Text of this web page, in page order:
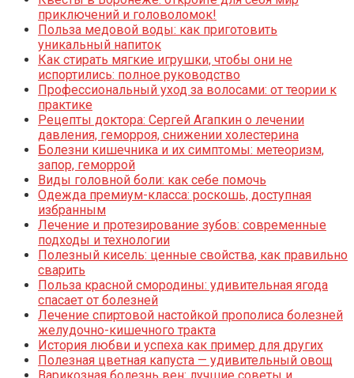
приключений и головоломок!
Польза медовой воды: как приготовить
уникальный напиток
Как стирать мягкие игрушки, чтобы они не
испортились: полное руководство
Профессиональный уход за волосами: от теории к
практике
Рецепты доктора: Сергей Агапкин о лечении
давления, геморроя, снижении холестерина
Болезни кишечника и их симптомы: метеоризм,
запор, геморрой
Виды головной боли: как себе помочь
Одежда премиум-класса: роскошь, доступная
избранным
Лечение и протезирование зубов: современные
подходы и технологии
Полезный кисель: ценные свойства, как правильно
сварить
Польза красной смородины: удивительная ягода
спасает от болезней
Лечение спиртовой настойкой прополиса болезней
желудочно-кишечного тракта
История любви и успеха как пример для других
Полезная цветная капуста — удивительный овощ